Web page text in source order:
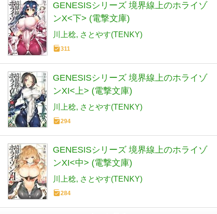
GENESISシリーズ 境界線上のホライゾ
ンX<下> (電撃文庫)
川上稔 さとやす(TENKY)
311
GENESISシリーズ 境界線上のホライゾ
ンXI<上> (電撃文庫)
川上稔 さとやす(TENKY)
294
GENESISシリーズ 境界線上のホライゾ
ンXI<中> (電撃文庫)
川上稔 さとやす(TENKY)
284